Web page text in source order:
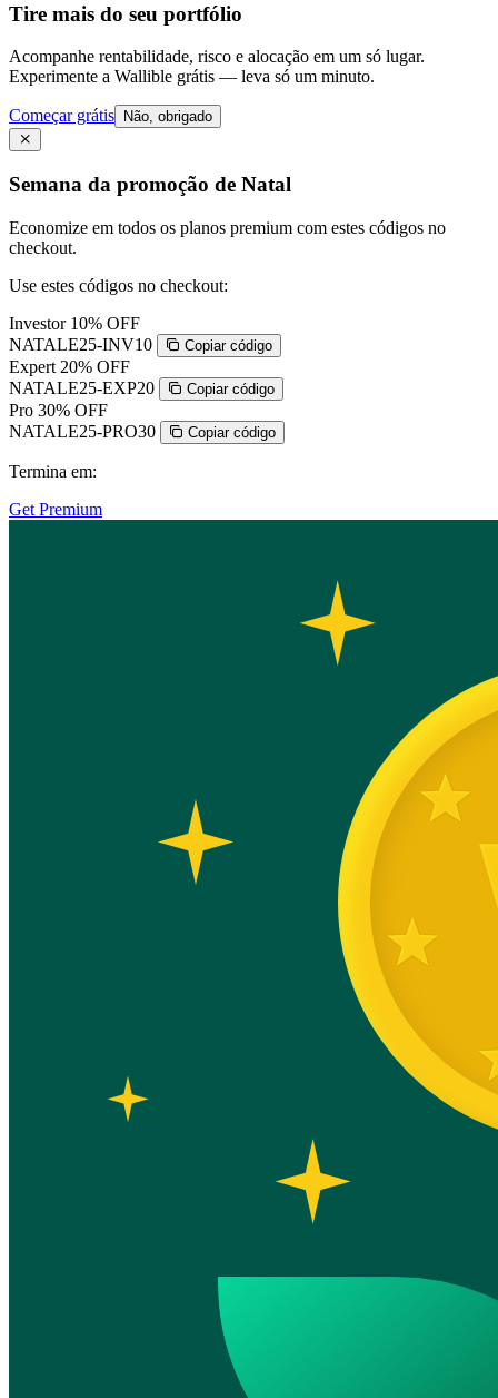
Tire mais do seu portfólio
Acompanhe rentabilidade, risco e alocação em um só lugar.
Experimente a Wallible grátis — leva só um minuto.
Começar grátis Não, obrigado
Semana da promoção de Natal
Economize em todos os planos premium com estes códigos no
checkout.
Use estes códigos no checkout:
Investor 10% OFF
NATALE25-INV10
Copiar código
Expert 20% OFF
NATALE25-EXP20
Copiar código
Pro 30% OFF
NATALE25-PRO30
Copiar código
Termina em:
Get Premium